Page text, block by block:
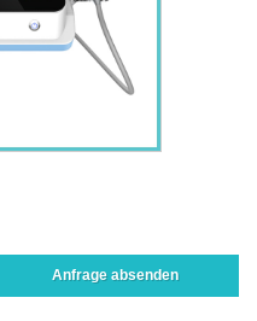
Anfrage absenden